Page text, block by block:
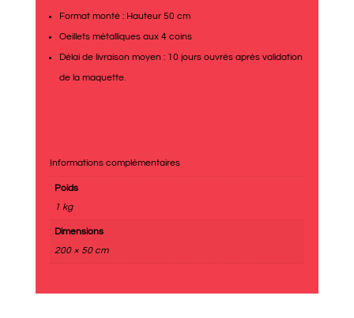
Format monté : Hauteur 50 cm
Oeillets métalliques aux 4 coins
Délai de livraison moyen : 10 jours ouvrés après validation
de la maquette.
Informations complémentaires
Poids
1 kg
Dimensions
200 × 50 cm